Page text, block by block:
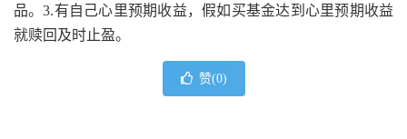
品。3.有自己心里预期收益，假如买基金达到心里预期收益
就赎回及时止盈。
赞(0)